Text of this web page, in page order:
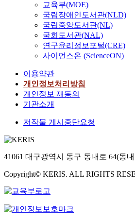
교육부(MOE)
국립장애인도서관(NLD)
국립중앙도서관(NL)
국회도서관(NAL)
연구윤리정보포털(CRE)
사이언스온 (ScienceON)
이용약관
개인정보처리방침
개인정보 재동의
기관소개
저작물 게시중단요청
41061 대구광역시 동구 동내로 64(동
Copyright© KERIS. ALL RIGHTS